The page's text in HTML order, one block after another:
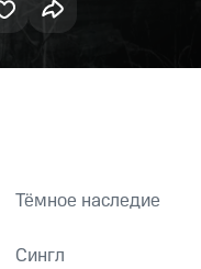
Тёмное наследие
Сингл